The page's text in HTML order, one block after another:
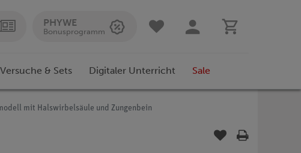
PHYWE
Bonusprogramm
Versuche & Sets Digitaler Unterricht Sale
mit Halswirbelsäule und Zungenbein